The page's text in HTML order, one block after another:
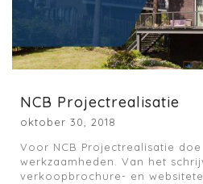
NCB Projectrealisatie
oktober 30, 2018
Voor NCB Projectrealisatie
werkzaamheden. Van het
verkoopbrochure- en